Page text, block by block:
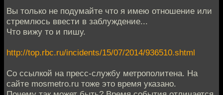
Вы только не подумайте что я имею отношение или
стремлюсь ввести в заблуждение...
Что вижу то и пишу.
http://top.rbc.ru/incidents/15/07/2014/936510.shtml
Со ссылкой на пресс-службу метрополитена. На
сайте mosmetro.ru тоже это время указано.